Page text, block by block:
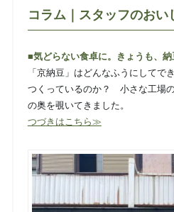
コラム｜スタッフのおい
■気どらない食卓に。きょうも、
「京納豆」はどんなふうにしてで
つくっているのか？ 小さな工場
の奥を覗いてきました。
つづきはこちら≫